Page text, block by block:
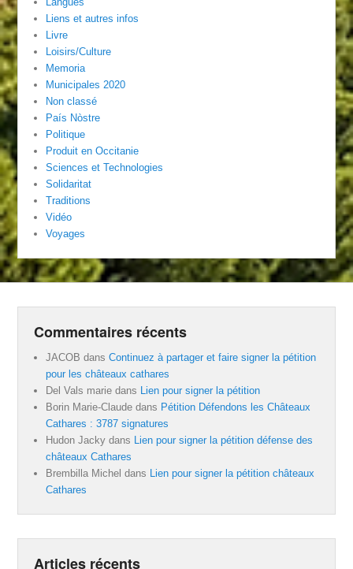
Liens et autres infos
Livre
Loisirs/Culture
Memoria
Municipales 2020
Non classé
País Nòstre
Politique
Produit en Occitanie
Sciences et Technologies
Solidaritat
Traditions
Vidéo
Voyages
Commentaires récents
JACOB dansContinuez à partager et faire signer la pétition
pour les châteaux cathares
Del Vals marie dans
Lien pour signer la pétition
Borin Marie-Claude dans Pétition Défendons les Châteaux
Cathares : 3787 signatures
Hudon Jacky dans
Lien pour signer la pétition défense des
châteaux Cathares
Brembilla Michel dans
Lien pour signer la pétition châteaux
Cathares
Articles récents